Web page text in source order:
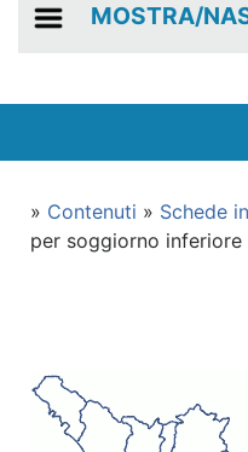
MOSTRA/
» Contenuti » Schede
per soggiorno inferiore